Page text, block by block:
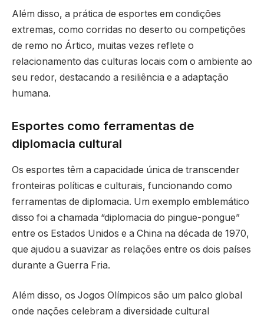
Além disso, a prática de esportes em condições
extremas, como corridas no deserto ou competições
de remo no Ártico, muitas vezes reflete o
relacionamento das culturas locais com o ambiente ao
seu redor, destacando a resiliência e a adaptação
humana.
Esportes como ferramentas de
diplomacia cultural
Os esportes têm a capacidade única de transcender
fronteiras políticas e culturais, funcionando como
ferramentas de diplomacia. Um exemplo emblemático
disso foi a chamada “diplomacia do pingue-pongue”
entre os Estados Unidos e a China na década de 1970,
que ajudou a suavizar as relações entre os dois países
durante a Guerra Fria.
Além disso, os Jogos Olímpicos são um palco global
onde nações celebram a diversidade cultural